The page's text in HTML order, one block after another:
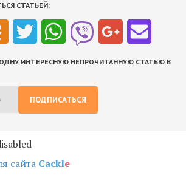
СТАТЬЕЙ:
ИНТЕРЕСНУЮ НЕПРОЧИТАННУЮ СТАТЬЮ В
ПОДПИСАТЬСЯ
сайта Cackle